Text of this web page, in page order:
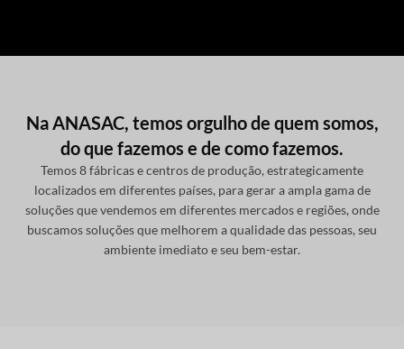
Na ANASAC, temos orgulho de quem somos,
do que fazemos e de como fazemos.
Temos 8 fábricas e centros de produção, estrategicamente
localizados em diferentes países, para gerar a ampla gama de
soluções que vendemos em diferentes mercados e regiões, onde
buscamos soluções que melhorem a qualidade das pessoas, seu
ambiente imediato e seu bem-estar.